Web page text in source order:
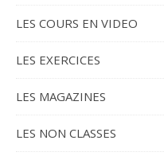
LES COURS EN VIDEO
LES EXERCICES
LES MAGAZINES
LES NON CLASSES